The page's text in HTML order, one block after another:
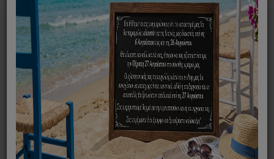
Home Σκούπα
Φίλτρα Σκούπας
Φίλτρο Hepa Για Σκούπες Bosch - Siemens